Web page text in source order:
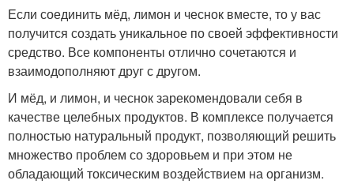
Если соединить мёд, лимон и чеснок вместе, то у вас
получится создать уникальное по своей эффективности
средство. Все компоненты отлично сочетаются и
взаимодополняют друг с другом.
И мёд, и лимон, и чеснок зарекомендовали себя в
качестве целебных продуктов. В комплексе получается
полностью натуральный продукт, позволяющий решить
множество проблем со здоровьем и при этом не
обладающий токсическим воздействием на организм.